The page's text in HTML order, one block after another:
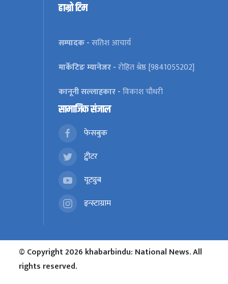
हाम्रो टिम
सम्पादक -सतिश आचार्य
मार्केटिङ म्यानेजर -रोहित श्रेष्ठ [9841055202]
कानूनी सल्लाहकार -विकाश चौधरी
सामाजिक संजाल
फेसबुक
ट्वीटर
यूट्युब
इन्स्टाग्राम
© Copyright 2026 khabarbindu: National News. All
rights reserved.